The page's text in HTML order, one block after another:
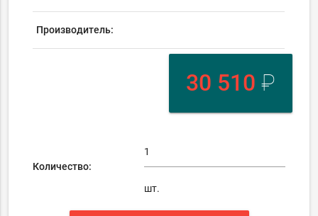
Производитель:
30 510 ₽
Количество:
шт.